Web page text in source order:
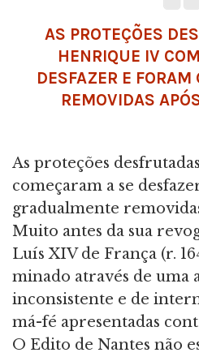
AS PROTEÇÕES
HENRIQUE IV
DESFAZER E
REMOVIDAS
As proteções
começaram a se
gradualmente
Muito antes da sua
Luís XIV de França (r.
minado através de uma
inconsistente e de
má-fé apresentadas
O Edito de Nantes não